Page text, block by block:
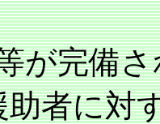
が完備
助者に対